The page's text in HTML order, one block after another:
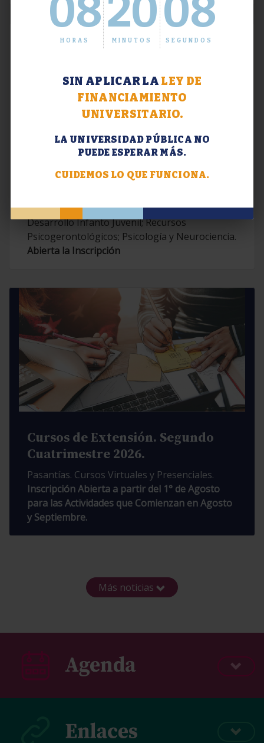
08
HORAS
20
MINUTOS
09
SEGUNDOS
SIN APLICAR LA LEY DE
FINANCIAMIENTO
UNIVERSITARIO.
LA UNIVERSIDAD PÚBLICA NO
PUEDE ESPERAR MÁS.
CUIDEMOS LO QUE FUNCIONA.
Extensión. Diplomaturas 2026.
Contemporáneas; Problemáticas en el
Desarrollo Infanto Juvenil; Recursos
Psicogerontológicos; Psicología y Neurociencia.
Abierta la Inscripción
Cursos de Extensión. Segundo
Cuatrimestre 2026.
Pasantías. Cursos Virtuales y Presenciales.
Inscripción Abierta a partir del 1° de Agosto
para las Actividades que Comienzan en Agosto
y Septiembre.
Más noticias